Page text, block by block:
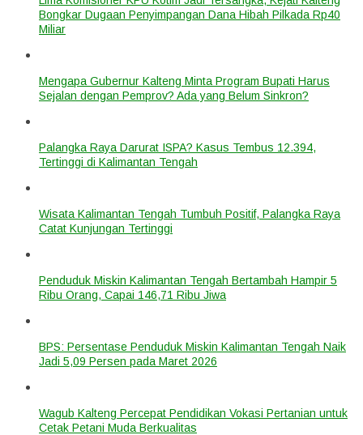
Bongkar Dugaan Penyimpangan Dana Hibah Pilkada Rp40
Miliar
Mengapa Gubernur Kalteng Minta Program Bupati Harus
Sejalan dengan Pemprov? Ada yang Belum Sinkron?
Palangka Raya Darurat ISPA? Kasus Tembus 12.394,
Tertinggi di Kalimantan Tengah
Wisata Kalimantan Tengah Tumbuh Positif, Palangka Raya
Catat Kunjungan Tertinggi
Penduduk Miskin Kalimantan Tengah Bertambah Hampir 5
Ribu Orang, Capai 146,71 Ribu Jiwa
BPS: Persentase Penduduk Miskin Kalimantan Tengah Naik
Jadi 5,09 Persen pada Maret 2026
Wagub Kalteng Percepat Pendidikan Vokasi Pertanian untuk
Cetak Petani Muda Berkualitas